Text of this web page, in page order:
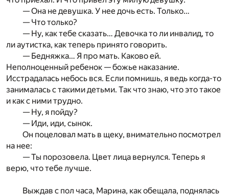
— Она не девушка. У нее дочь есть. Только…
— Что только?
— Ну, как тебе сказать… Девочка то ли инвалид, то
ли аутистка, как теперь принято говорить.
— Бедняжка… Я про мать. Каково ей.
Неполноценный ребенок — божье наказание.
Исстрадалась небось вся. Если помнишь, я ведь когда-то
занималась с такими детьми. Так что знаю, что это такое
и как с ними трудно.
— Ну, я пойду?
— Иди, иди, сынок.
Он поцеловал мать в щеку, внимательно посмотрел
на нее:
— Ты порозовела. Цвет лица вернулся. Теперь я
верю, что тебе лучше.
Выждав с пол часа, Марина, как обещала, поднялась